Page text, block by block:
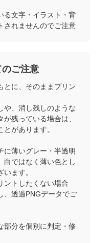
同一デザインを同一カラ
適用されます。 同じ内容
せん。カートにてご確認
る文字・イラスト・背
されませんのでご注意
ご注意
とに、そのままプリン
や、消し残しのような
残っている場合は、
があります。
に薄いグレー・半透明
白ではなく薄い色とし
ます。
ントしたくない場合
、透過PNGデータでご
部分を個別に判定・修